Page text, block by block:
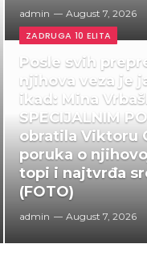
admin August 7, 2026
ZADRUGA 10 ELITA
Posle svih
njihova veza je
ikad: Mina
SPECIJALNIM
obratila Viktoru
poruka o
topi i najtvrđa
(FOTO)
admin August 7, 2026